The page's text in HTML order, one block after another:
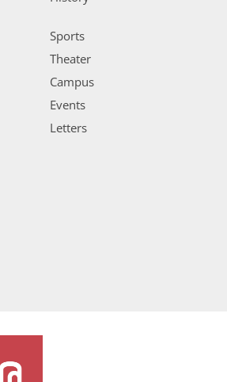
Sports
Theater
Campus
Events
Letters